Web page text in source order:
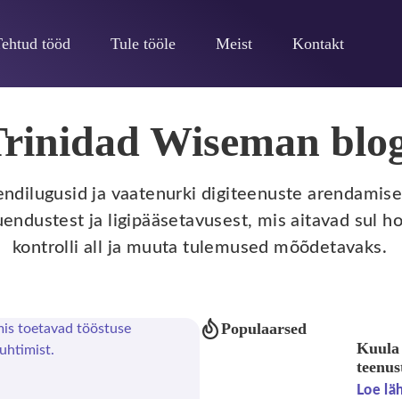
tööd Tule tööle Meist Kontakt
Wiseman
ja vaatenurki digiteenuste
ja ligipääsetavusest, mis aitavad sul
kontrolli all ja muuta tulemused mõõdetavaks.
Populaarsed
Kuula
Loe